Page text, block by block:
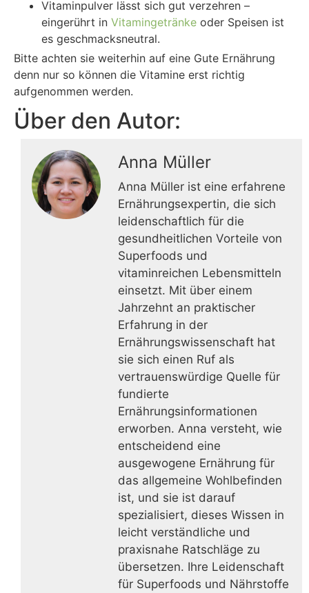
Vitaminpulver lässt sich gut verzehren –
eingerührt in Vitamingetränke oder Speisen ist
es geschmacksneutral.
Bitte achten sie weiterhin auf eine Gute Ernährung
denn nur so können die Vitamine erst richtig
aufgenommen werden.
Über den Autor:
Anna Müller
Anna Müller ist eine erfahrene
Ernährungsexpertin, die sich
leidenschaftlich für die
gesundheitlichen Vorteile von
Superfoods und
vitaminreichen Lebensmitteln
einsetzt. Mit über einem
Jahrzehnt an praktischer
Erfahrung in der
Ernährungswissenschaft hat
sie sich einen Ruf als
vertrauenswürdige Quelle für
fundierte
Ernährungsinformationen
erworben. Anna versteht, wie
entscheidend eine
ausgewogene Ernährung für
das allgemeine Wohlbefinden
ist, und sie ist darauf
spezialisiert, dieses Wissen in
leicht verständliche und
praxisnahe Ratschläge zu
übersetzen. Ihre Leidenschaft
für Superfoods und Nährstoffe